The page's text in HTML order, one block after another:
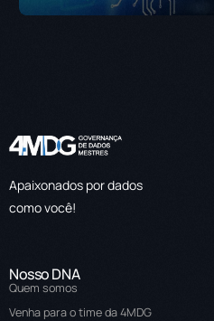
Apaixonados por dados
como você!
Nosso DNA
Quem somos
Venha para o time da 4MDG